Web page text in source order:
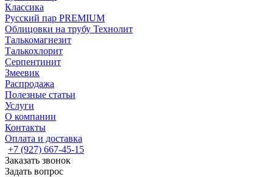
Классика
Русский пар PREMIUM
Облицовки на трубу Технолит
Талькомагнезит
Талькохлорит
Серпентинит
Змеевик
Распродажа
Полезные статьи
Услуги
О компании
Контакты
Оплата и доставка
+7 (927) 667-45-15
Заказать звонок
Задать вопрос